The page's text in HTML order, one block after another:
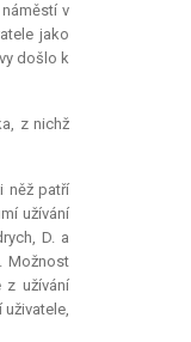
v
jako
došlo k
z nichž
něž patří
užívání
D. a
Možnost
z užívání